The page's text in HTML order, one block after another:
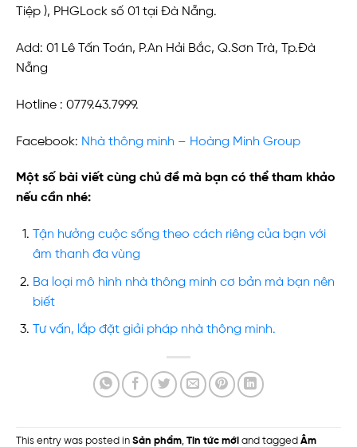
Tiệp ), PHGLock số 01 tại Đà Nẵng.
Add: 01 Lê Tấn Toán, P.An Hải Bắc, Q.Sơn Trà, Tp.Đà
Nẵng
Hotline : 0779.43.7999.
Facebook: Nhà thông minh – Hoàng Minh Group
Một số bài viết cùng chủ đề mà bạn có thể tham khảo
nếu cần nhé:
Tận hưởng cuộc sống theo cách riêng của bạn với
âm thanh đa vùng
Ba loại mô hình nhà thông minh cơ bản mà bạn nên
biết
Tư vấn, lắp đặt giải pháp nhà thông minh.
This entry was posted in Sản phẩm, Tin tức mới and tagged Âm